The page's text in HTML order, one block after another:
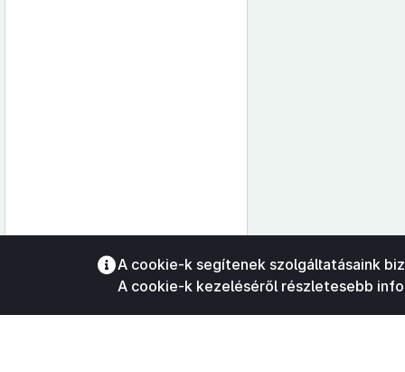
Az oldalmenübe visszatéréshez
ALT + S billentyűket.
A cookie-k segítenek szolgáltatásaink
A cookie-k kezeléséről részletesebb